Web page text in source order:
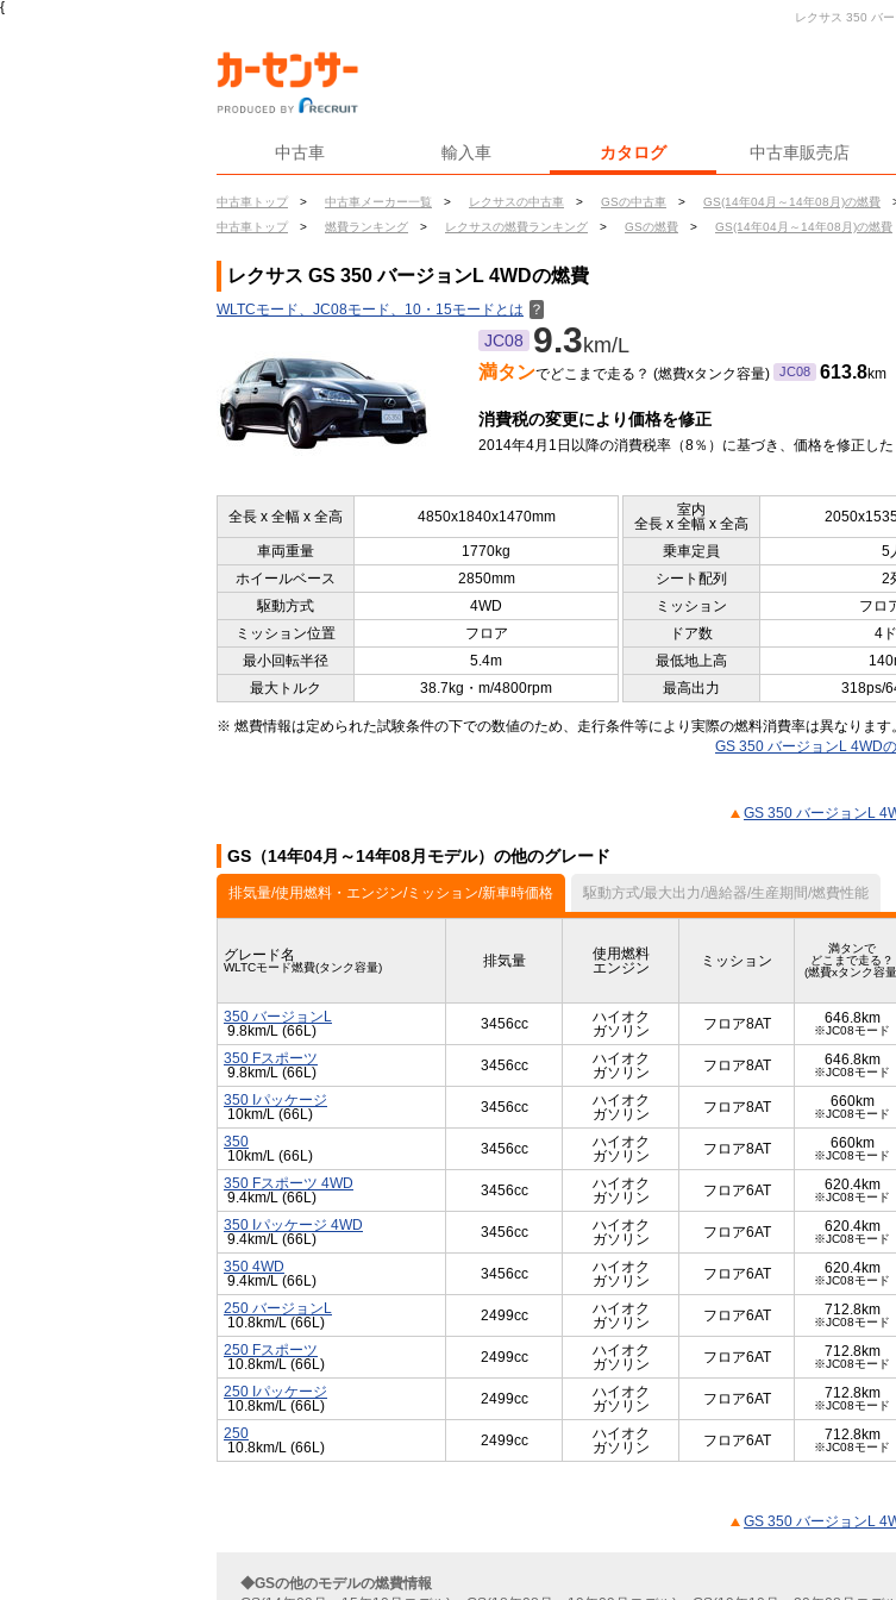
{
中古車 輸入車 カタログ 中古車販売店
中古車トップ > 中古車メーカー一覧 > レクサスの中古車 > GSの中古車 > GS(14年04月～14年08月)の燃費
中古車トップ
> 燃費ランキング > レクサスの燃費ランキング > GSの燃費 > GS(14年04月～14年08月)の燃費
レクサス 350 バ
レクサス GS 350 バージョンL 4WDの燃費
WLTCモード、JC08モード、10・15モードとは ？
JC08 9.3km/L
満タンでどこまで走る？ (燃費xタンク容量) JC08 613.8km
消費税の変更により価格を修正
2014年4月1日以降の消費税率（8％）に基づき、価格を修正した
全長 x 全幅 x 全高 4850x1840x1470mm
室内
全長 x 全幅 x 全高
車両重量 1770kg 乗車定員
5
ホイールベース
2850mm シート配列
2
駆動方式
4WD ミッション
フロ
ミッション位置
フロア ドア数
4
最小回転半径
5.4m 最低地上高
最大トルク
38.7kg・m/4800rpm 最高出力 318ps/
※ 燃費情報は定められた試験条件の下での数値のため、走行条件等により実際の燃料消費率は異なります。
GS 350 バージョンL 4WD
GS 350 バージョンL
GS（14年04月～14年08月モデル）の他のグレード
排気量/使用燃料・エンジン/ミッション/新車時価格 駆動方式/最大出力/過給器/生産期間/燃費性能
グレード名
WLTCモード燃費(タンク容量) 排気量
使用燃料
エンジン
ミッション
満タンで
どこまで走る？
(燃費xタンク容
350 バージョンL
9.8km/L (66L)
3456cc
ハイオク
ガソリン
フロア8AT 646.8km
※JC08モード
350 Fスポーツ
9.8km/L (66L)
3456cc
ハイオク
ガソリン
フロア8AT 646.8km
※JC08モード
350 Iパッケージ
10km/L (66L)
3456cc
ハイオク
ガソリン
フロア8AT 660km
※JC08モード
350
10km/L (66L)
3456cc
ハイオク
ガソリン
フロア8AT 660km
※JC08モード
350 Fスポーツ 4WD
9.4km/L (66L)
3456cc
ハイオク
ガソリン
フロア6AT 620.4km
※JC08モード
350 Iパッケージ 4WD
9.4km/L (66L)
3456cc
ハイオク
ガソリン
フロア6AT 620.4km
※JC08モード
350 4WD
9.4km/L (66L)
3456cc
ハイオク
ガソリン
フロア6AT 620.4km
※JC08モード
250 バージョンL
10.8km/L (66L)
2499cc
ハイオク
ガソリン
フロア6AT 712.8km
※JC08モード
250 Fスポーツ
10.8km/L (66L)
2499cc
ハイオク
ガソリン
フロア6AT 712.8km
※JC08モード
250 Iパッケージ
10.8km/L (66L)
2499cc
ハイオク
ガソリン
フロア6AT 712.8km
※JC08モード
250
10.8km/L (66L)
2499cc
ハイオク
ガソリン
フロア6AT 712.8km
※JC08モード
GS 350 バージョンL
◆GSの他のモデルの燃費情報